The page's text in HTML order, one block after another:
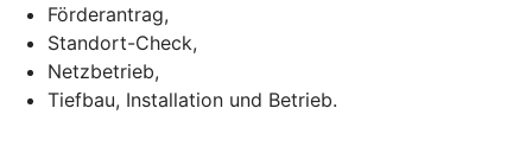
Förderantrag,
Standort-Check,
Netzbetrieb,
Tiefbau, Installation und Betrieb.